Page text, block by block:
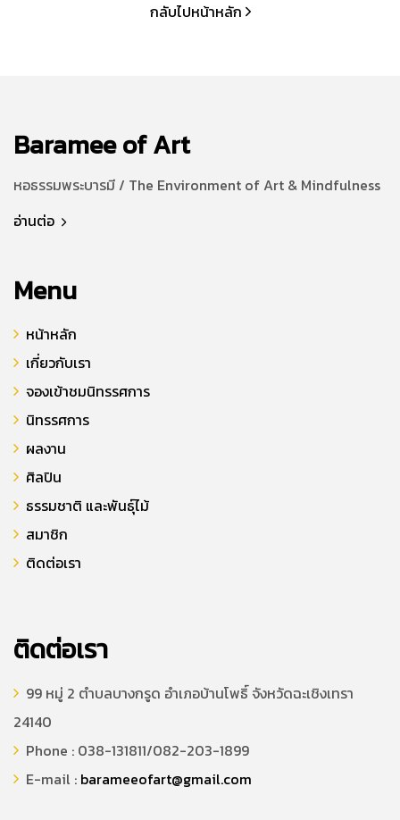
กลับไปหน้าหลัก
Baramee of Art
หอธรรมพระบารมี / The Environment of Art & Mindfulness
อ่านต่อ
Menu
หน้าหลัก
เกี่ยวกับเรา
จองเข้าชมนิทรรศการ
นิทรรศการ
ผลงาน
ศิลปิน
ธรรมชาติ และพันธุ์ไม้
สมาชิก
ติดต่อเรา
ติดต่อเรา
99 หมู่ 2 ตำบลบางกรูด อำเภอบ้านโพธิ์ จังหวัดฉะเชิงเทรา
24140
Phone : 038-131811/082-203-1899
E-mail : barameeofart@gmail.com